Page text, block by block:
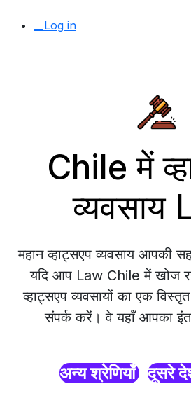
__Log in
Chile में
व्यवसाय
महान व्हाट्सएप व्यवसाय आपकी
यदि आप Law Chile में खोज
व्हाट्सएप व्यवसायों का एक
संपर्क करें। वे यहाँ आपका
अन्य श्रेणियाँ दूसरे